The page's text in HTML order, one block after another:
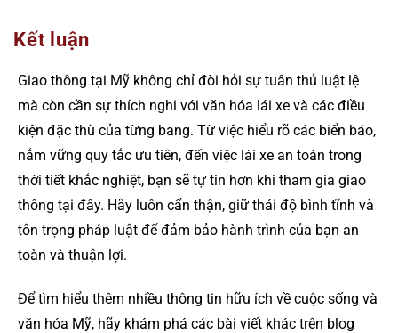
Kết luận
Giao thông tại Mỹ không chỉ đòi hỏi sự tuân thủ luật lệ
mà còn cần sự thích nghi với văn hóa lái xe và các điều
kiện đặc thù của từng bang. Từ việc hiểu rõ các biển báo,
nắm vững quy tắc ưu tiên, đến việc lái xe an toàn trong
thời tiết khắc nghiệt, bạn sẽ tự tin hơn khi tham gia giao
thông tại đây. Hãy luôn cẩn thận, giữ thái độ bình tĩnh và
tôn trọng pháp luật để đảm bảo hành trình của bạn an
toàn và thuận lợi.
Để tìm hiểu thêm nhiều thông tin hữu ích về cuộc sống và
văn hóa Mỹ, hãy khám phá các bài viết khác trên blog